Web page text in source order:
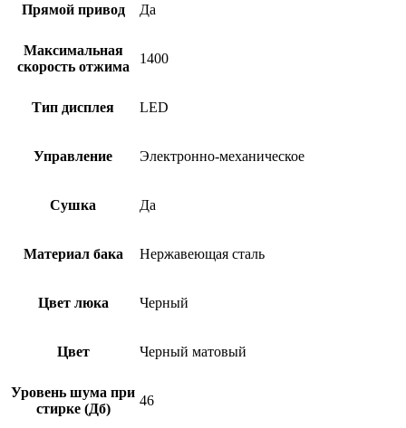
Прямой привод Да
Максимальная
скорость отжима
1400
Тип дисплея LED
Управление Электронно-механическое
Сушка Да
Материал бака Нержавеющая сталь
Цвет люка Черный
Цвет Черный матовый
Уровень шума при
стирке (Дб)
46